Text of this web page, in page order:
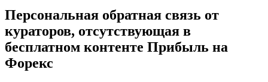
Персональная обратная связь от
кураторов, отсутствующая в
бесплатном контенте Прибыль на
Форекс